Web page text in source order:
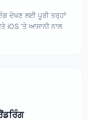
ਦੇਖਣ ਲਈ ਪੂਰੀ ਤਰ੍ਹਾਂ
iOS 'ਤੇ ਆਸਾਨੀ ਨਾਲ